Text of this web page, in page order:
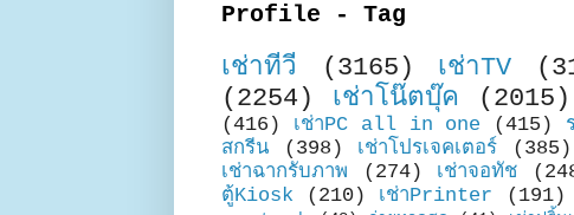
Profile - Tag
เช่าทีวี (3165) เช่าTV
(2254)
เช่าโน๊ตบุ๊ค (2015)
(416)
เช่าPC all in one (415)
สกรีน
(398) เช่าโปรเจคเตอร์ (385)
เช่าฉากรับภาพ
(274) เช่าจอทัช
ตู้Kiosk
(210) เช่าPrinter (191)